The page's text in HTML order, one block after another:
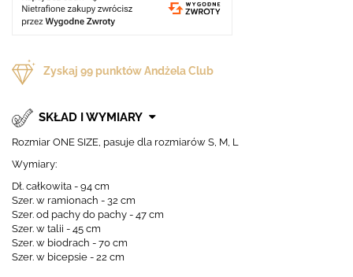
Zyskaj 99 punktów Andżela Club
SKŁAD I WYMIARY
Rozmiar ONE SIZE, pasuje dla rozmiarów S, M, L
Wymiary:
Dł. całkowita - 94 cm
Szer. w ramionach - 32 cm
Szer. od pachy do pachy - 47 cm
Szer. w talii - 45 cm
Szer. w biodrach - 70 cm
Szer. w bicepsie - 22 cm